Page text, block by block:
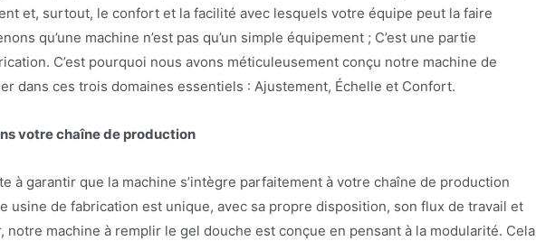
et, surtout, le confort et la facilité avec lesquels votre équipe peut la faire
qu’une machine n’est pas qu’un simple équipement ; C’est une partie
C’est pourquoi nous avons méticuleusement conçu notre machine de
dans ces trois domaines essentiels : Ajustement, Échelle et Confort.
votre chaîne de production
à garantir que la machine s’intègre parfaitement à votre chaîne de production
usine de fabrication est unique, avec sa propre disposition, son flux de travail et
notre machine à remplir le gel douche est conçue en pensant à la modularité. Cela